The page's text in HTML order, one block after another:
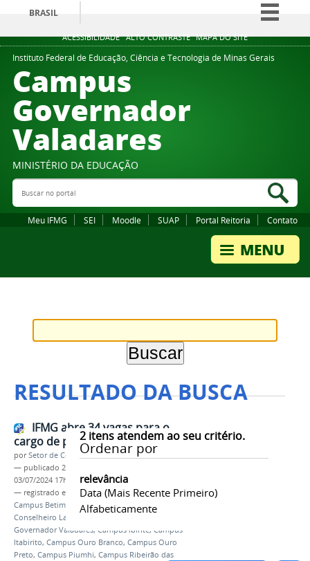
ACESSIBILIDADE ALTO CONTRASTE MAPA DO SITE
BRASIL
Simplifique!
Comunica BR
Instituto Federal de Educação, Ciência e Tecnologia de Minas Gerais
Campus
Governador
Valadares
MINISTÉRIO DA EDUCAÇÃO
Buscar no portal
Meu IFMG SEI Moodle SUAP Portal Reitoria Contato
RESULTADO DA BUSCA
2itens atendem ao seu critério.
Ordenar por
relevância
Data (mais Recente Primeiro)
Alfabeticamente
IFMG abre 34 vagas para o
cargo de professor EBTT
porSetor de Comunicação
— publicado 21/06/2024
03/07/2024 17h12
— registrado em:
Concurso,Campus Bambuí ,
Campus Betim
Campus Congonhas
Campus
Conselheiro Lafaiete
Governador Valadares, Campus Ibirité , Campus
Itabirito, Campus Ouro Branco, Campus Ouro
Preto, Campus Piumhi, Campus Ribeirão das